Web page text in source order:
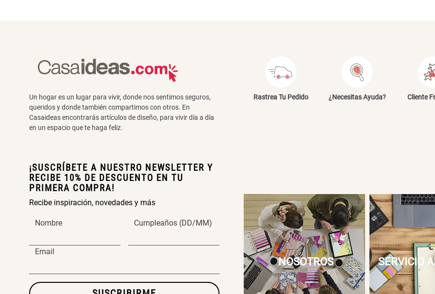
Un hogar es un lugar para vivir, donde nos sentimos seguros,
queridos y donde también compartimos con otros. En
Casaideas encontrarás artículos de diseño, para vivir día a día
en un espacio que te haga feliz.
¡SUSCRÍBETE A NUESTRO NEWSLETTER Y
RECIBE 10% DE DESCUENTO EN TU
PRIMERA COMPRA!
Recibe inspiración, novedades y más
Nombre Cumpleaños (DD/MM)
Email
Rastrea Tu Pedido ¿Necesitas Ayuda? Cliente
NOSOTROS SERVICIO